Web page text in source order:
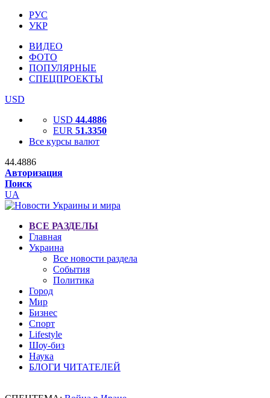
РУС
УКР
ВИДЕО
ФОТО
ПОПУЛЯРНЫЕ
СПЕЦПРОЕКТЫ
USD
USD 44.4886
EUR 51.3350
Все курсы валют
44.4886
Авторизация
Поиск
UA
ВСЕ РАЗДЕЛЫ
Главная
Украина
Все новости раздела
События
Политика
Город
Мир
Бизнес
Спорт
Lifestyle
Шоу-биз
Наука
БЛОГИ ЧИТАТЕЛЕЙ